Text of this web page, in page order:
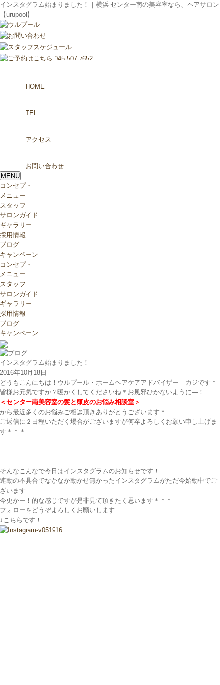
インスタグラム始まりました！｜横浜 センター南の美容室なら、ヘアサロン
【urupool】
HOME
TEL
アクセス
お問い合わせ
MENU
コンセプト
メニュー
スタッフ
サロンガイド
ギャラリー
採用情報
ブログ
キャンペーン
コンセプト
メニュー
スタッフ
サロンガイド
ギャラリー
採用情報
ブログ
キャンペーン
インスタグラム始まりました！
2016年10月18日
どうもこんにちは！ウルプール・ホームヘアケアアドバイザー カジです＊
皆様お元気ですか？暖かくしてくださいね＊お風邪ひかないように―！
＜センター南美容室の髪と頭皮のお悩み相談室＞
から最近多くのお悩みご相談頂きありがとうございます＊
ご返信に２日程いただく場合がございますが何卒よろしくお願い申し上げま
す＊＊＊
そんなこんなで今日はインスタグラムのお知らせです！
連動の不具合でなかなか動かせ無かったインスタグラムがただ今始動中でご
ざいます
今更かー！的な感じですが是非見て頂きたく思います＊＊＊
フォローをどうぞよろしくお願いします
↓こちらです！